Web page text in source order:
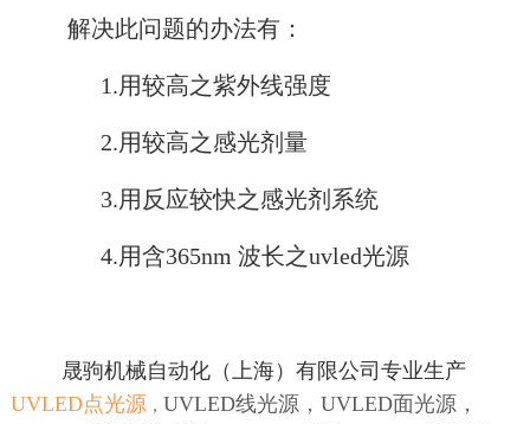
解决此问题的办法有：
1.用较高之紫外线强度
2.用较高之感光剂量
3.用反应较快之感光剂系统
4.用含365nm 波长之uvled光源
晟驹机械自动化（上海）有限公司专业生产
UVLED点光源， UVLED线光源，UVLED面光源，